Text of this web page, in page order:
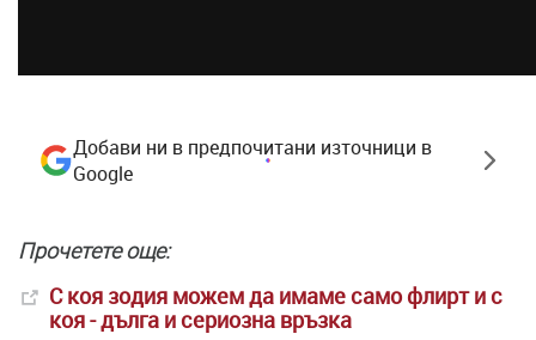
Добави ни в предпочитани източници в
Google
Прочетете още:
С коя зодия можем да имаме само флирт и с
коя - дълга и сериозна връзка